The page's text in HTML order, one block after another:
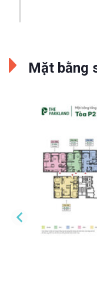
Mặt bằng